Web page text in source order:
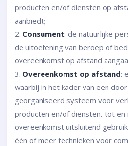
producten en/of diensten op
aanbiedt;
2. Consument: de natuurlijke
de uitoefening van beroep of
overeenkomst op afstand
3. Overeenkomst op afstand:
waarbij in het kader van een
georganiseerd systeem voor
producten en/of diensten, tot en
overeenkomst uitsluitend
één of meer technieken voor